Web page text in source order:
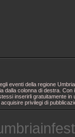
eventi della regione
dalla colonna di destra.
inserirli gratuitamente
privilegi di